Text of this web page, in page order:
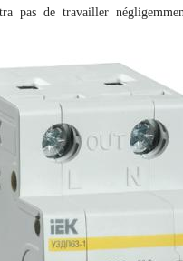
pas de travailler